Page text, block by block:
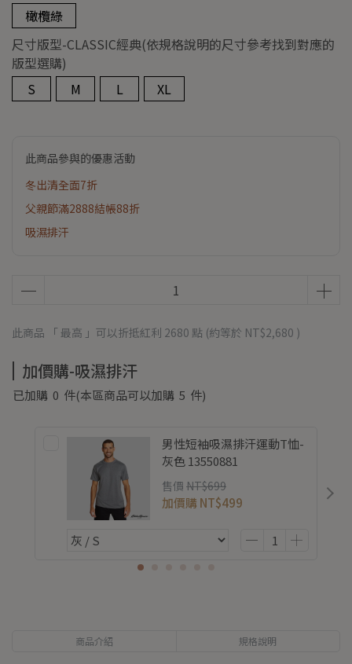
橄欖綠
尺寸版型-CLASSIC經典(依規格說明的尺寸參考找到對應的
版型選購)
S
M L XL
此商品參與的優惠活動
冬出清全面7折
父親節滿2888結帳88折
吸濕排汗
此商品 「 最高 」可以折抵紅利 2680 點 (約等於 NT$2,680 )
加價購-吸濕排汗
已加購 0 件(本區商品可以加購 5 件)
男性短袖吸濕排汗運動T恤-
灰色 13550881
售價 NT$699
加價購 NT$499
商品介紹 規格說明